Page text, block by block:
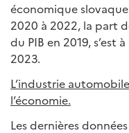
économique
2020 à 2022, la part
du PIB en 2019, s’est
2023.
L’industrie
l’économie.
Les dernières